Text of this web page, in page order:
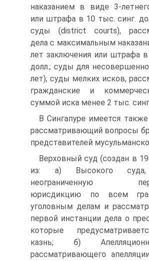
наказанием в виде 3-
или штрафа в 10 тыс. синг.
суды (district courts),
дела с максимальным
лет заключения или штрафа
долл.; суды для
лет); суды мелких исков,
гражданские и
суммой иска менее 2 тыс.
В Сингапуре имеется
рассматривающий вопросы
представителей
Верховный суд (создан в
из: а) Высокого
неограниченную
юрисдикцию по всем
уголовным делам и
первой инстанции дела о
которые
казнь; б)
рассматривающего